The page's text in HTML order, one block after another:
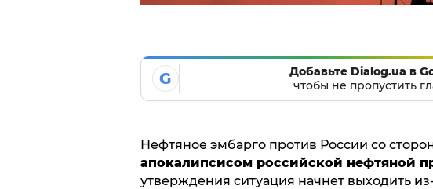
G
Добавьте Dialog.ua в
чтобы не пропустить
Нефтяное эмбарго против России со
апокалипсисом российской нефтяной
утверждения ситуация начнет выходить